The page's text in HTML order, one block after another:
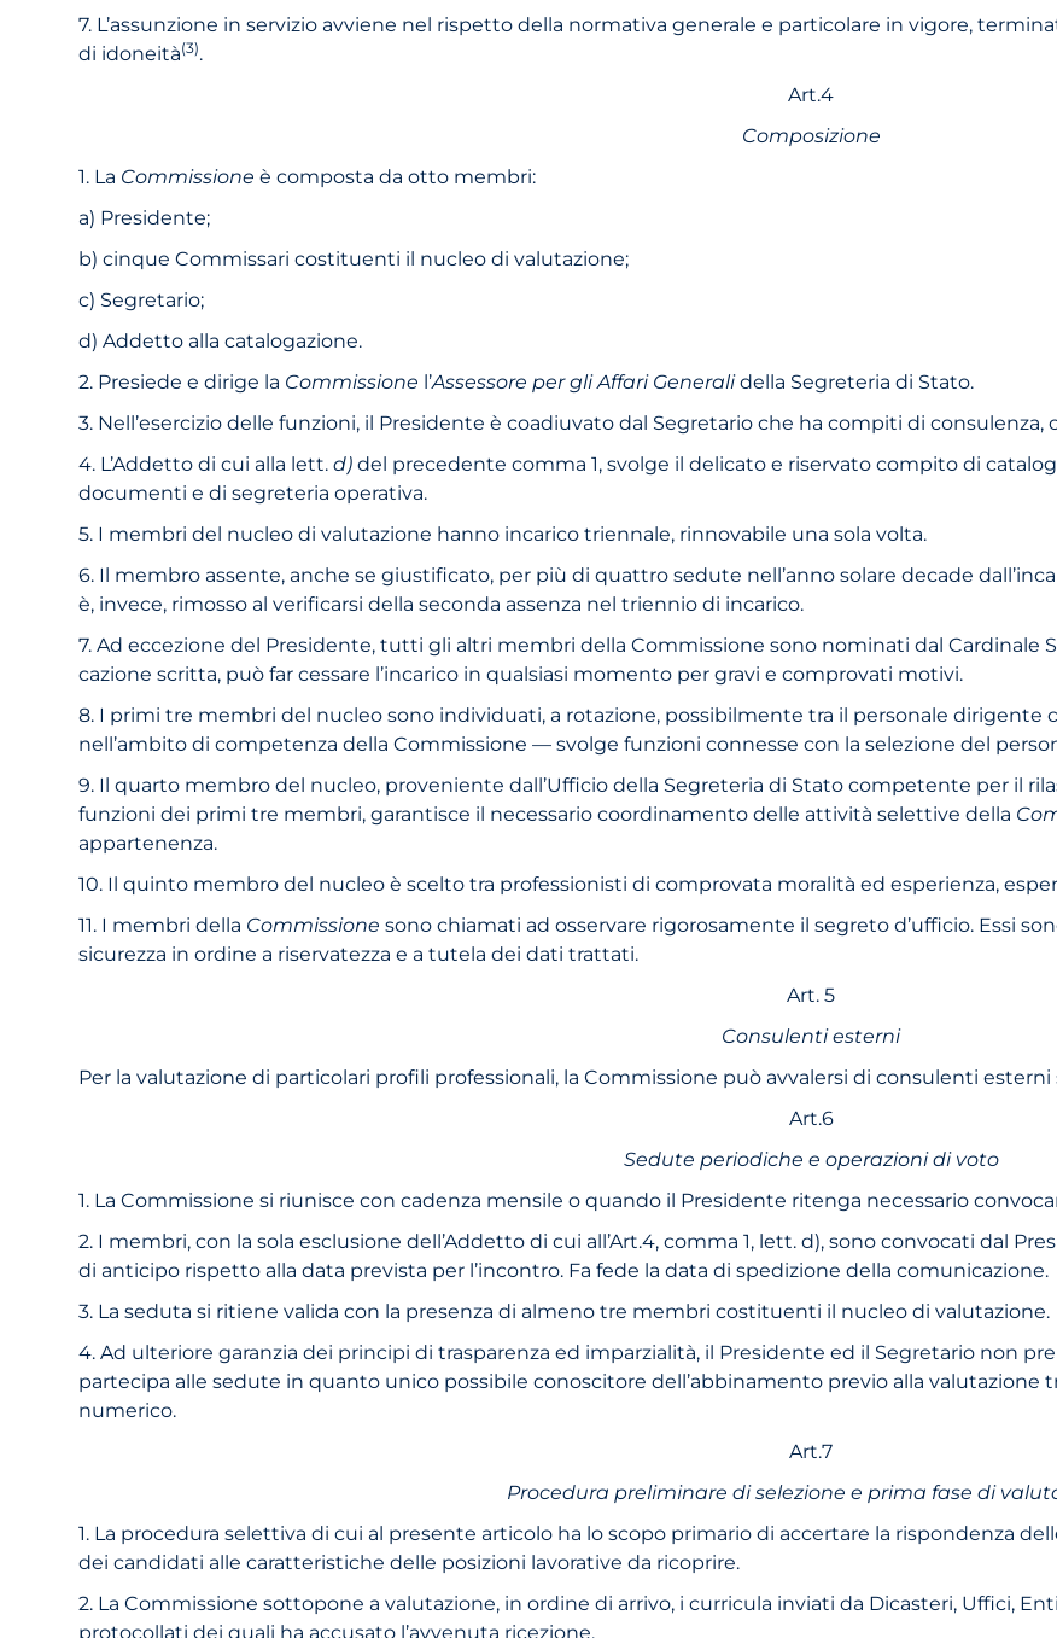
7. L’assunzione in servizio avviene nel rispetto della normativa generale e particolare in vigore,
di idoneità(3).
Art.4
Composizione
1. La Commissione è composta da otto membri:
a) Presidente;
b) cinque Commissari costituenti il nucleo di valutazione;
c) Segretario;
d) Addetto alla catalogazione.
2. Presiede e dirige la Commissione l’Assessore per gli Affari Generalidella Segreteria di Stato.
3. Nell’esercizio delle funzioni, il Presidente è coadiuvato dal Segretario che ha compiti di
4. L’Addetto di cui alla lett.d)del precedente comma 1, svolge il delicato e riservato compito di
documenti e di segreteria operativa.
5. I membri del nucleo di valutazione hanno incarico triennale, rinnova­bile una sola volta.
6. Il membro assente, anche se giustificato, per più di quattro sedute nell’anno solare decade
è, invece, rimosso al verificarsi della seconda assenza nel triennio di incarico.
7. Ad eccezione del Presidente, tutti gli altri membri della Commissione sono nominati dal
cazione scritta, può far cessare l’incarico in qualsiasi momento per gravi e comprovati motivi.
8. I primi tre membri del nucleo sono individuati, a rotazione, possibil­mente tra il personale
nell’ambito di competenza della Commissione — svolge funzioni con­nesse con la selezione del
9. Il quarto membro del nucleo, proveniente dall’Ufficio della Segreteria di Stato competente per il
funzioni dei primi tre membri, garantisce il necessario coordinamento delle attività selettive della
appartenenza.
10. Il quinto membro del nucleo è scelto tra professionisti di comprovata moralità ed esperienza,
11. I membri della Commissione sono chiamati ad osservare rigorosamen­te il segreto d’ufficio. Essi
sicurezza in ordine a riservatezza e a tutela dei dati trattati.
Art. 5
Consulenti esterni
Per la valutazione di particolari profili professionali, la Commissione può avvalersi di consulenti esterni
Art.6
Sedute periodiche e operazioni di voto
1. La Commissione si riunisce con cadenza mensile o quando il Presidente ritenga necessario
2. I membri, con la sola esclusione dell’Addetto di cui all’Art.4, comma 1, lett. d), sono convocati dal
di anticipo rispetto alla data prevista per l’incontro. Fa fede la data di spedizione della comunicazione.
3. La seduta si ritiene valida con la presenza di almeno tre membri costituenti il nucleo di valutazione.
4. Ad ulteriore garanzia dei principi di trasparenza ed imparzialità, il Presidente ed il Segretario non
partecipa alle sedute in quanto unico possibile conoscitore dell’abbinamento previo alla
numerico.
Art.7
Procedura preliminare di selezione e prima fase di
1. La procedura selettiva di cui al presente articolo ha lo scopo primario di accertare la rispondenza
dei candidati alle caratteristiche delle posizioni lavorative da ricoprire.
2. La Commissione sottopone a valutazione, in ordine di arrivo, i curricula inviati da Dicasteri, Uffici,
protocollati dei quali ha accusato l’avvenuta ricezione.